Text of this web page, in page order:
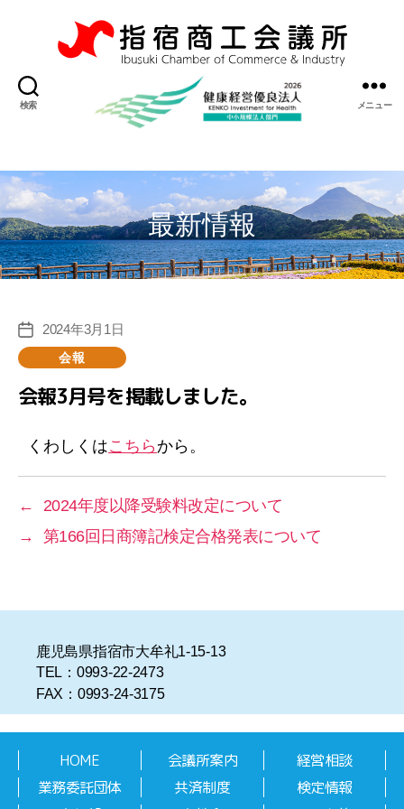
検索
指
宿
商
議
所
メニュー
最新情報
投
稿
日
2024年3月1日
ゴ
会報
会報3月号を掲載しました。
くわしくはこちらから。
←
2024年度以降受験料改定について
→
第166回日商簿記検定合格発表について
鹿児島県指宿市大牟礼1-15-13
TEL：0993-22-2473
FAX：0993-24-3175
HOME 会議所案内
経営相談
業務委託団体
共済制度
検定情報